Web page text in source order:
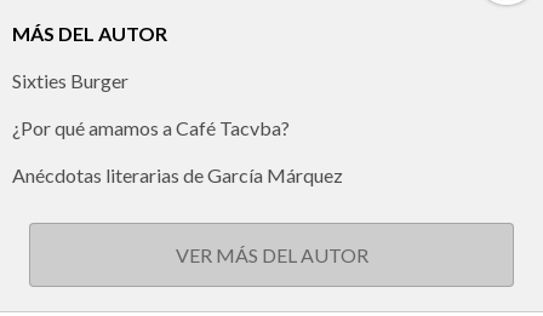
MÁS DEL AUTOR
Sixties Burger
¿Por qué amamos a Café Tacvba?
Anécdotas literarias de García Márquez
VER MÁS DEL AUTOR